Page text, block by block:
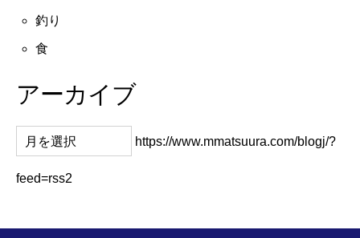
釣り
食
アーカイブ
https://www.mmatsuura.com/blogj/?
feed=rss2